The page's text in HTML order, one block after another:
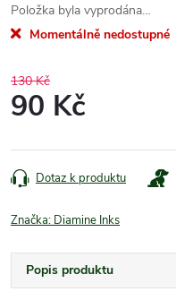
Položka byla vyprodána…
Momentálně nedostupné
130 Kč
90 Kč
cena:
Dotaz k produktu
Značka: Diamine Inks
Popis produktu